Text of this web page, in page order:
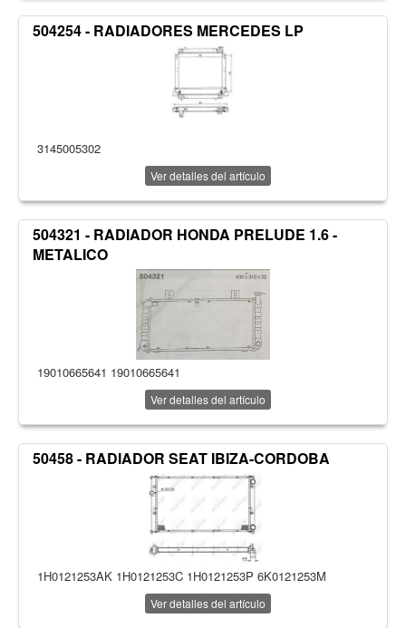
504254 - RADIADORES MERCEDES LP
3145005302
Ver detalles del artículo
504321 - RADIADOR HONDA PRELUDE 1.6 -
METALICO
19010665641 19010665641
Ver detalles del artículo
50458 - RADIADOR SEAT IBIZA-CORDOBA
1H0121253AK 1H0121253C 1H0121253P 6K0121253M
Ver detalles del artículo